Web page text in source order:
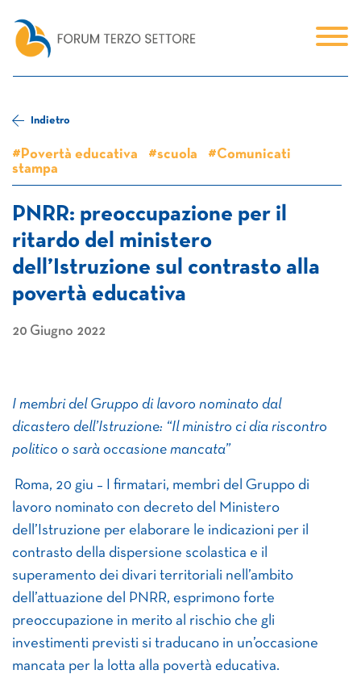
Indietro
#Povertà educativa #scuola
#Comunicati
stampa
PNRR: preoccupazione per il
ritardo del ministero
dell’Istruzione sul contrasto alla
povertà educativa
20 Giugno 2022
I membri del Gruppo di lavoro nominato dal
dicastero dell’Istruzione: “Il ministro ci dia riscontro
politico o sarà occasione mancata”
Roma, 20 giu – I firmatari, membri del Gruppo di
lavoro nominato con decreto del Ministero
dell’Istruzione per elaborare le indicazioni per il
contrasto della dispersione scolastica e il
superamento dei divari territoriali nell’ambito
dell’attuazione del PNRR, esprimono forte
preoccupazione in merito al rischio che gli
investimenti previsti si traducano in un’occasione
mancata per la lotta alla povertà educativa.